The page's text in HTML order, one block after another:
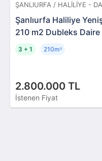
ŞANLIURFA / HALILIYE -
Şanlıurfa Haliliye
210 m2 Dubleks Daire
2.800.000 TL
İstenen Fiyat
3 + 1 210m²